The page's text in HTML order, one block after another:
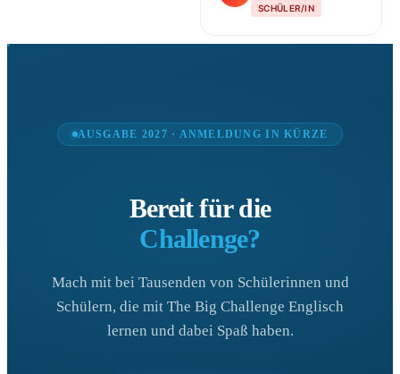
SCHÜLER/IN
AUSGABE 2027 · ANMELDUNG IN KÜRZE
Bereit für die
Challenge?
Mach mit bei Tausenden von Schülerinnen und
Schülern, die mit The Big Challenge Englisch
lernen und dabei Spaß haben.